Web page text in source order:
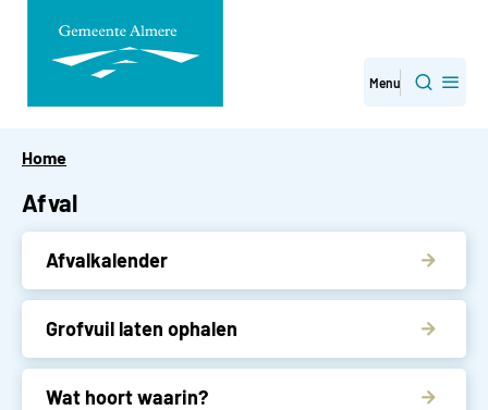
paginainhoud
Menu Zoeken
Home
Afval
Afvalkalender
Grofvuil laten ophalen
Wat hoort waarin?